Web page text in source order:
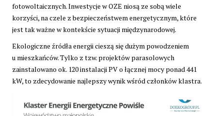
fotowoltaicznych. Inwestycje w OZE niosą ze sobą wiele
korzyści, na czele z bezpieczeństwem energetycznym, które
jest tak ważne w kontekście sytuacji międzynarodowej.
Ekologiczne źródła energii cieszą się dużym powodzeniem
u mieszkańców. Tylko z tzw. projektów parasolowych
zainstalowano ok. 120 instalacji PV o łącznej mocy ponad 441
kW, to zdecydowanie najlepszy wynik wśród członków klastra.